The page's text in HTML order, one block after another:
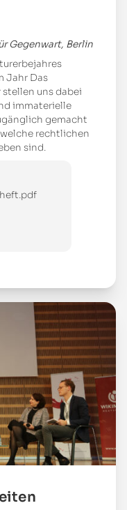
Gegenwart, Berlin
Jahr Das
stellen uns dabei
immaterielle
gemacht
rechtlichen
sind.